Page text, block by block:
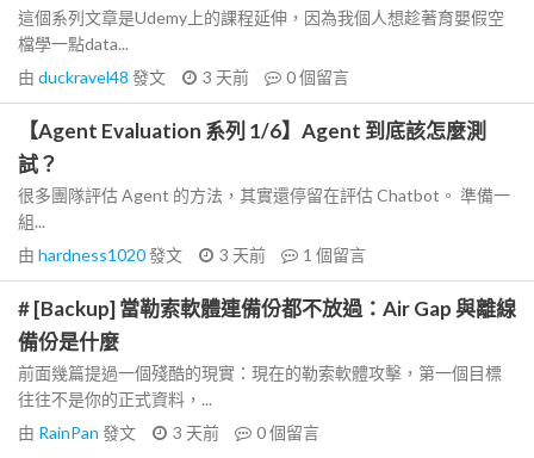
這個系列文章是Udemy上的課程延伸，因為我個人想趁著育嬰假空
檔學一點data...
由 duckravel48 發文 3 天前 0個留言
【Agent Evaluation 系列 1/6】Agent 到底該怎麼測
試？
很多團隊評估 Agent 的方法，其實還停留在評估 Chatbot。 準備一
組...
由 hardness1020發文 3 天前 1 個留言
# [Backup] 當勒索軟體連備份都不放過：Air Gap 與離線
備份是什麼
前面幾篇提過一個殘酷的現實：現在的勒索軟體攻擊，第一個目標
往往不是你的正式資料，...
由 RainPan 發文 3 天前 0個留言